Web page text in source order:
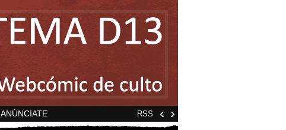
RSS ‹ ›
ANÚNCIATE